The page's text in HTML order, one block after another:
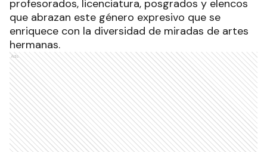
profesorados, licenciatura, posgrados y elencos
que abrazan este género expresivo que se
enriquece con la diversidad de miradas de artes
hermanas.
Ads